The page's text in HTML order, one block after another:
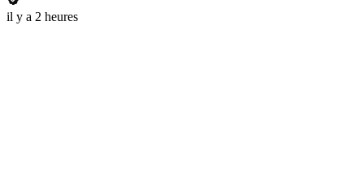
il y a 2 heures